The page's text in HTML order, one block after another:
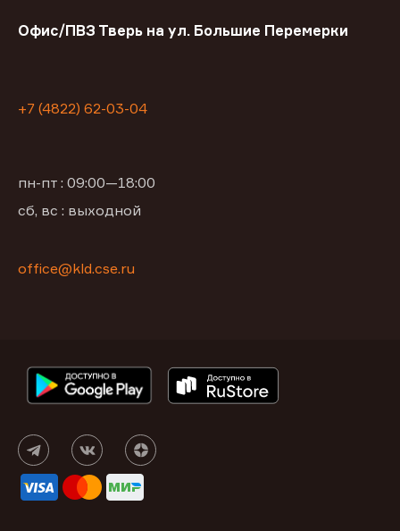
Офис/ПВЗ Тверь на ул. Большие Перемерки
+7 (4822) 62-03-04
пн-пт : 09:00—18:00
сб, вс : выходной
office@kld.cse.ru